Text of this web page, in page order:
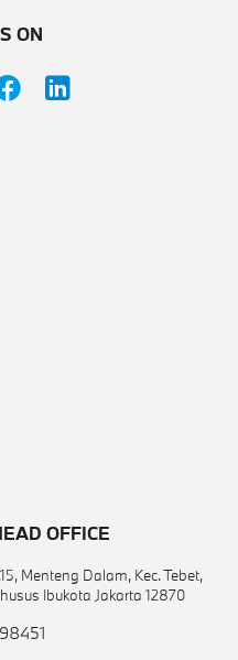
ON
OFFICE
Menteng Dalam, Kec. Tebet,
Ibukota Jakarta 12870